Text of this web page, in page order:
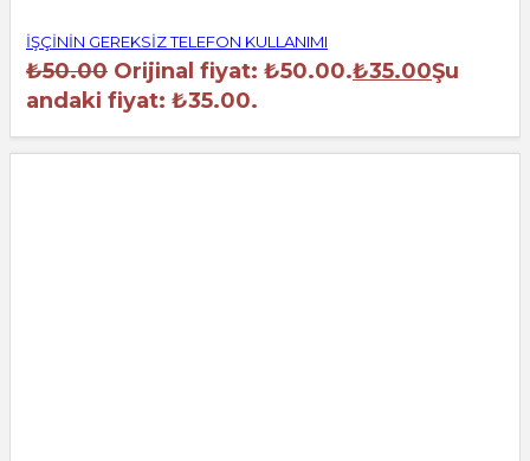
İŞÇİNİN GEREKSİZ TELEFON KULLANIMI
₺50.00 Orijinal fiyat: ₺50.00.₺35.00Şu
andaki fiyat: ₺35.00.